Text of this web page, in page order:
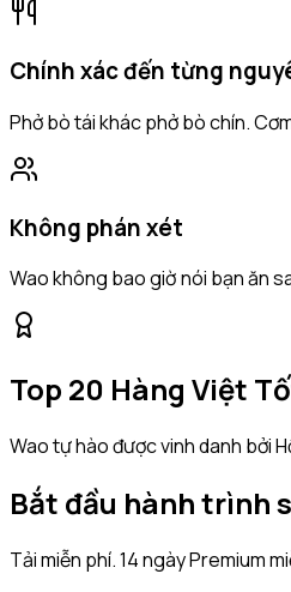
Chính xác đến từng
Phở bò tái khác phở bò chín.
Không phán xét
Wao không bao giờ nói bạn ăn
Top 20 Hàng Việt
Wao tự hào được vinh danh bởi
Bắt đầu hành trình
Tải miễn phí. 14 ngày Premium